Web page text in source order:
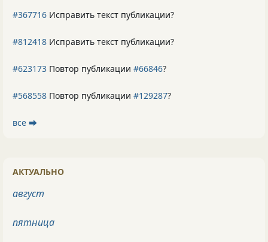
#367716 Исправить текст публикации?
#812418 Исправить текст публикации?
#623173 Повтор публикации #66846?
#568558 Повтор публикации #129287?
все ⮕
АКТУАЛЬНО
август
пятница